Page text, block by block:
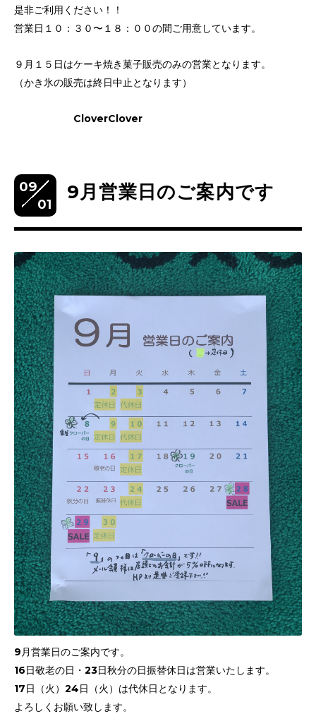
是非ご利用ください！！
営業日１０：３０〜１８：００の間ご用意しています。
９月１５日はケーキ焼き菓子販売のみの営業となります。
（かき氷の販売は終日中止となります）
CloverClover
09
01
9月営業日のご案内です
9月営業日のご案内です。
16日敬老の日・23日秋分の日振替休日は営業いたします。
17日（火）24日（火）は代休日となります。
よろしくお願い致します。